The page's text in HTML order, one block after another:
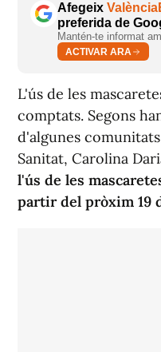
Afegeix
preferida de
Mantén-te informat
ACTIVAR ARA
L'ús de les
comptats. Segons
d'algunes
Sanitat, Carolina
l'ús de les
partir del pròxim 19